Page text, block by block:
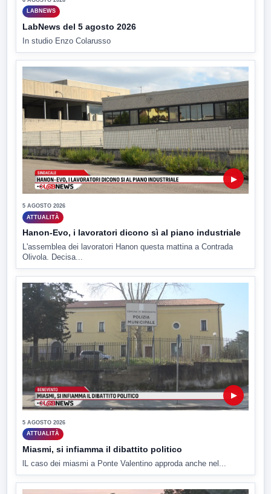
LABNEWS
LabNews del 5 agosto 2026
In studio Enzo Colarusso
▶
5 AGOSTO 2026
ATTUALITÀ
Hanon-Evo, i lavoratori dicono sì al piano industriale
L'assemblea dei lavoratori Hanon questa mattina a Contrada
Olivola. Decisa...
▶
5 AGOSTO 2026
ATTUALITÀ
Miasmi, si infiamma il dibattito politico
lL caso dei miasmi a Ponte Valentino approda anche nel...